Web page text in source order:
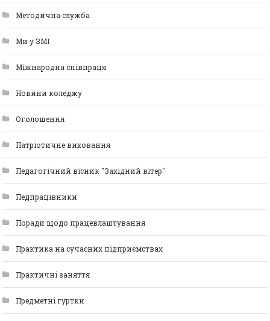
Методична служба
Ми у ЗМІ
Міжнародна співпраця
Новини коледжу
Оголошення
Патріотичне виховання
Педагогічний вісник "Західний вітер"
Педпрацівники
Поради щодо працевлаштування
Практика на сучасних підприємствах
Практичні заняття
Предметні гуртки